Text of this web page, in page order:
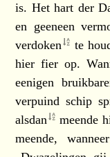
is. Het hart der
en geeneen
verdoken
te
hier fier op.
eenigen
verpuind schip
alsdan
meende
meende,